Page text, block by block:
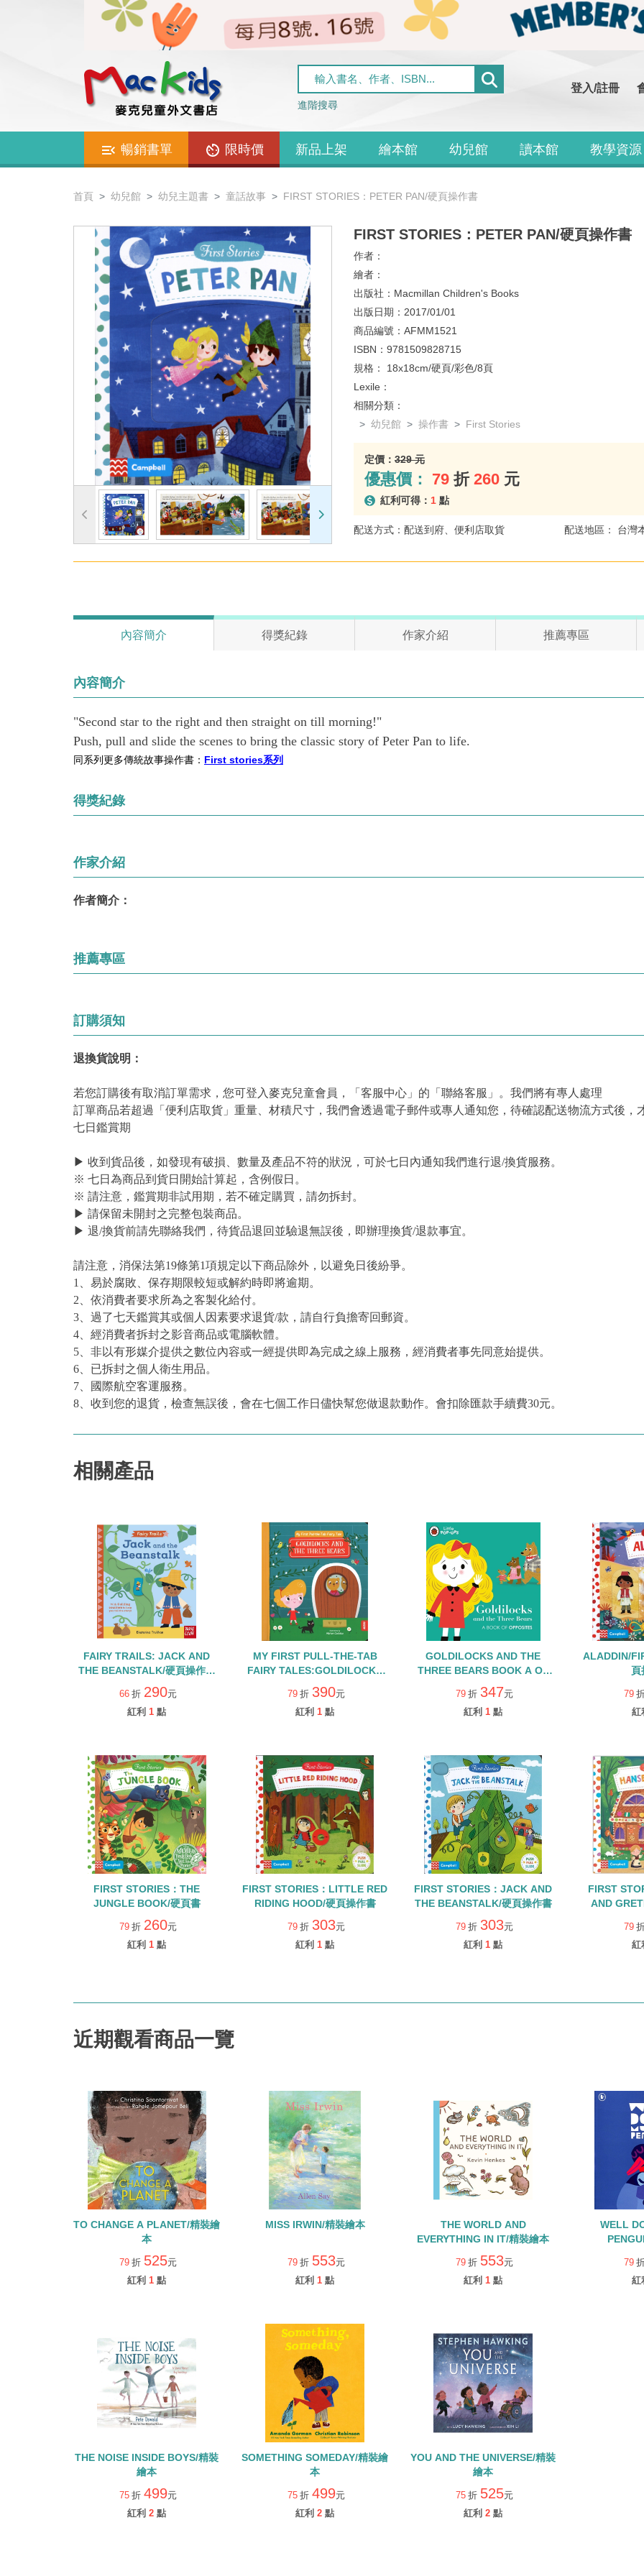
進階搜尋
登入/註冊
暢銷書單 限時價 新品上架 繪本館 幼兒館 讀本館 教學資源
首頁 幼兒館 幼兒主題書 童話故事 FIRST STORIES：PETER PAN/硬頁操作書
FIRST STORIES：PETER PAN/硬頁操作書
作者：
繪者：
出版社： Macmillan Children's Books
出版日期： 2017/01/01
商品編號： AFMM1521
ISBN： 9781509828715
規格： 18x18cm/硬頁/彩色/8頁
Lexile：
相關分類：
幼兒館
操作書 First Stories
定價： 329 元
優惠價： 79 折 260 元
紅利可得： 1 點
配送方式：配送到府、便利店取貨 配送地區： 台灣
內容簡介 得獎紀錄 作家介紹 推薦專區
內容簡介
"Second star to the right and then straight on till morning!"
Push, pull and slide the scenes to bring the classic story of Peter Pan to life.
同系列更多傳統故事操作書： First stories系列
得獎紀錄
作家介紹
作者簡介：
推薦專區
訂購須知
退換貨說明：
若您訂購後有取消訂單需求，您可登入麥克兒童會員，「客服中心」的「聯絡客服」。我們將有專人處理
訂單商品若超過「便利店取貨」重量、材積尺寸，我們會透過電子郵件或專人通知您，待確認配送物流方式後，
七日鑑賞期
▶ 收到貨品後，如發現有破損、數量及產品不符的狀況，可於七日內通知我們進行退/換貨服務。
※ 七日為商品到貨日開始計算起，含例假日。
※ 請注意，鑑賞期非試用期，若不確定購買，請勿拆封。
▶ 請保留未開封之完整包裝商品。
▶ 退/換貨前請先聯絡我們，待貨品退回並驗退無誤後，即辦理換貨/退款事宜。
請注意，消保法第19條第1項規定以下商品除外，以避免日後紛爭。
1、易於腐敗、保存期限較短或解約時即將逾期。
2、依消費者要求所為之客製化給付。
3、過了七天鑑賞其或個人因素要求退貨/款，請自行負擔寄回郵資。
4、經消費者拆封之影音商品或電腦軟體。
5、非以有形媒介提供之數位內容或一經提供即為完成之線上服務，經消費者事先同意始提供。
6、已拆封之個人衛生用品。
7、國際航空客運服務。
8、收到您的退貨，檢查無誤後，會在七個工作日儘快幫您做退款動作。會扣除匯款手續費30元。
相關產品
FAIRY TRAILS: JACK AND
THE BEANSTALK/硬頁操作書
+QR CODE
66 折 290元
紅利 1 點
MY FIRST PULL-THE-TAB
FAIRY TALES:GOLDILOCKS
AND THE THREE BEARS
79 折 390元
紅利 1 點
GOLDILOCKS AND THE
THREE BEARS BOOK A OF
OPPOSITES/幼兒立體書
79 折 347元
紅利 1 點
ALADDIN/
頁
79
紅
FIRST STORIES：THE
JUNGLE BOOK/硬頁書
79 折 260元
紅利 1 點
FIRST STORIES：LITTLE RED
RIDING HOOD/硬頁操作書
79 折 303元
紅利 1 點
FIRST STORIES：JACK AND
THE BEANSTALK/硬頁操作書
79 折 303元
紅利 1 點
FIRST
AND
79
紅
近期觀看商品一覽
TO CHANGE A PLANET/精裝繪
本
79 折 525元
紅利 1 點
MISS IRWIN/精裝繪本
79 折 553元
紅利 1 點
THE WORLD AND
EVERYTHING IN IT/精裝繪本
79 折 553元
紅利 1 點
WELL
79
紅
THE NOISE INSIDE BOYS/精裝
繪本
75 折 499元
紅利 2 點
SOMETHING SOMEDAY/精裝繪
本
75 折 499元
紅利 2 點
YOU AND THE UNIVERSE/精裝
繪本
75 折 525元
紅利 2 點